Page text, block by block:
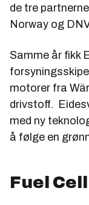
de tre
Norway og
Samme år fikk
motorer fra
drivstoff.
med ny
å følge en
Fuel